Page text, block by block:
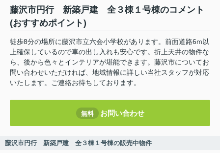
藤沢市円行 新築戸建 全３棟１号棟のコメント
(おすすめポイント)
徒歩8分の場所に藤沢市立六会小学校があります。前面道路6m以
上確保しているので車の出し入れも安心です。折上天井の物件な
ら、後から色々とインテリアが堪能できます。藤沢市についてお
問い合わせいただければ、地域情報に詳しい当社スタッフが対応
いたします。ご連絡お待ちしております。
無料 お問い合わせ
藤沢市円行 新築戸建 全３棟１号棟の販売中物件